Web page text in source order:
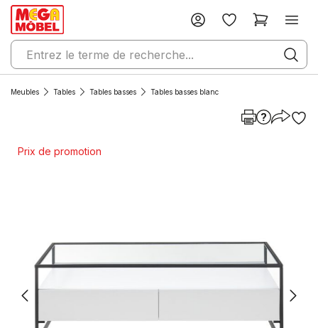
Meubles Tables Tables basses Tables basses blanc
Prix de promotion